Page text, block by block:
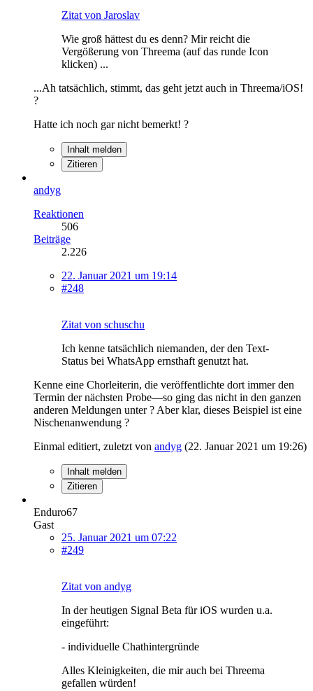
Zitat von Jaroslav
Wie groß hättest du es denn? Mir reicht die
Vergößerung von Threema (auf das runde Icon
klicken) ...
...Ah tatsächlich, stimmt, das geht jetzt auch in Threema/iOS!
?
Hatte ich noch gar nicht bemerkt! ?
Inhalt melden
Zitieren
andyg
Reaktionen
506
Beiträge
2.226
22. Januar 2021 um 19:14
#248
Zitat von schuschu
Ich kenne tatsächlich niemanden, der den Text-
Status bei WhatsApp ernsthaft genutzt hat.
Kenne eine Chorleiterin, die veröffentlichte dort immer den
Termin der nächsten Probe—so ging das nicht in den ganzen
anderen Meldungen unter ? Aber klar, dieses Beispiel ist eine
Nischenanwendung ?
Einmal editiert, zuletzt von andyg (22. Januar 2021 um 19:26)
Inhalt melden
Zitieren
Enduro67
Gast
25. Januar 2021 um 07:22
#249
Zitat von andyg
In der heutigen Signal Beta für iOS wurden u.a.
eingeführt:
- individuelle Chathintergründe
Alles Kleinigkeiten, die mir auch bei Threema
gefallen würden!